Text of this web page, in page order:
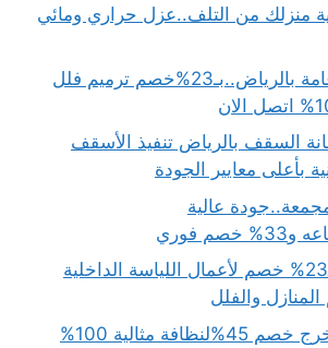
منزلك من التلف..عزل حراري ومائي
شركة ترميمات عامة بالرياض..بـ23%خصم ترميم فلل
السقف بالرياض تنفيذ الأسقف
بأعلى معايير الجودة
عالية
مليس بالرياض بـ23% خصم لأعمال اللياسة الداخلية
والفلل
شركة تنظيف بالخرج خصم 45%لنظافة مثالية 100%